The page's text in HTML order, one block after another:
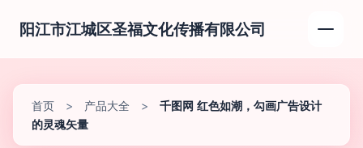
阳江市江城区圣福文化传播有限公司
首页 > 产品大全 >
千图网 红色如潮，勾画广告设计
的灵魂矢量